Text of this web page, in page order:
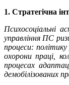
1. Стратегічна
Психосоціальні
управління ПС
процеси:
охорони праці,
процесах
демобілізованих